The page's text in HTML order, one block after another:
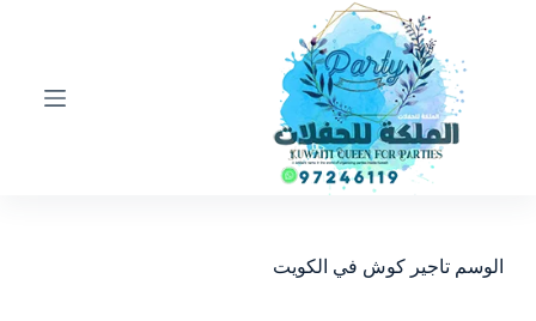
الوسم تاجير كوش في الكويت